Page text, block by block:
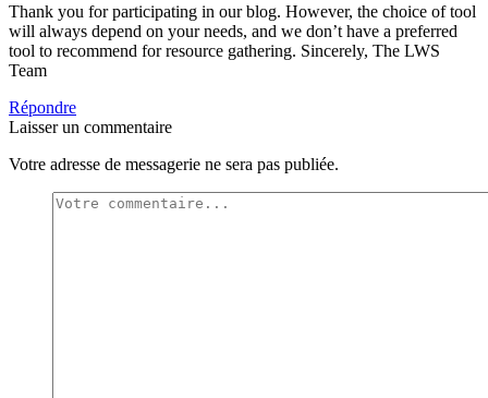
Thank you for participating in our blog. However, the choice of tool
will always depend on your needs, and we don’t have a preferred
tool to recommend for resource gathering. Sincerely, The LWS
Team
Répondre
Laisser un commentaire
Votre adresse de messagerie ne sera pas publiée.